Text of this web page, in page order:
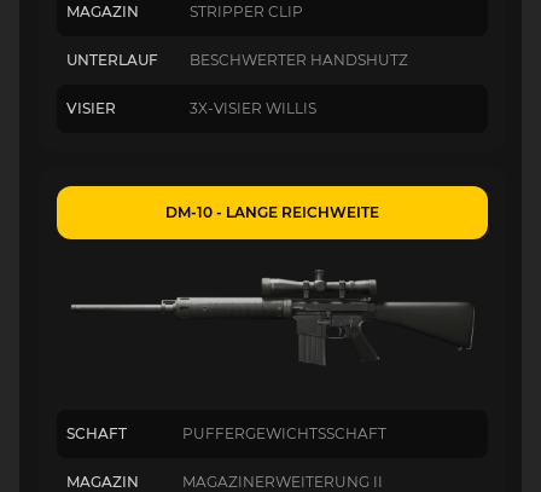
MAGAZIN STRIPPER CLIP
UNTERLAUF BESCHWERTER HANDSHUTZ
VISIER 3X-VISIER WILLIS
DM-10 - LANGE REICHWEITE
SCHAFT PUFFERGEWICHTSSCHAFT
MAGAZIN MAGAZINERWEITERUNG II